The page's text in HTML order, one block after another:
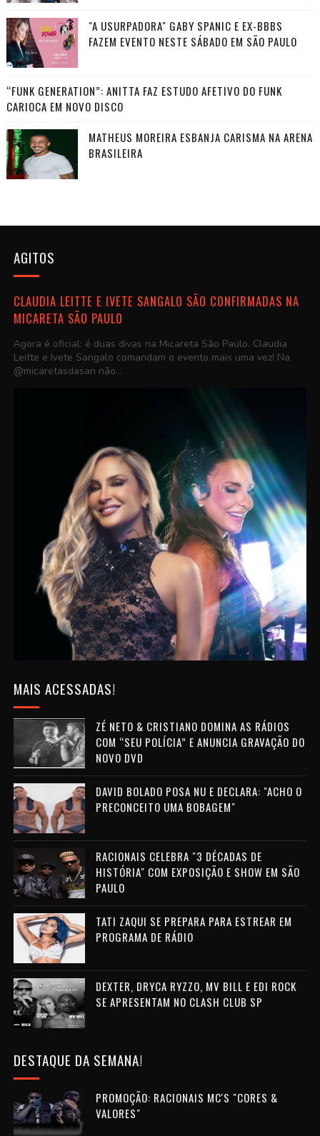
"A USURPADORA" GABY SPANIC E EX-BBBS
FAZEM EVENTO NESTE SÁBADO EM SÃO PAULO
“FUNK GENERATION”: ANITTA FAZ ESTUDO AFETIVO DO FUNK
CARIOCA EM NOVO DISCO
MATHEUS MOREIRA ESBANJA CARISMA NA ARENA
BRASILEIRA
AGITOS
CLAUDIA LEITTE E IVETE SANGALO SÃO CONFIRMADAS NA
MICARETA SÃO PAULO
Agora é oficial: é duas divas na Micareta São Paulo. Claudia
Leitte e Ivete Sangalo comandam o evento mais uma vez! Na
@micaretasdasan não...
MAIS ACESSADAS!
ZÉ NETO & CRISTIANO DOMINA AS RÁDIOS
COM “SEU POLÍCIA” E ANUNCIA GRAVAÇÃO DO
NOVO DVD
DAVID BOLADO POSA NU E DECLARA: "ACHO O
PRECONCEITO UMA BOBAGEM"
RACIONAIS CELEBRA "3 DÉCADAS DE
HISTÓRIA" COM EXPOSIÇÃO E SHOW EM SÃO
PAULO
TATI ZAQUI SE PREPARA PARA ESTREAR EM
PROGRAMA DE RÁDIO
DEXTER, DRYCA RYZZO, MV BILL E EDI ROCK
SE APRESENTAM NO CLASH CLUB SP
DESTAQUE DA SEMANA!
PROMOÇÃO: RACIONAIS MC'S "CORES &
VALORES"